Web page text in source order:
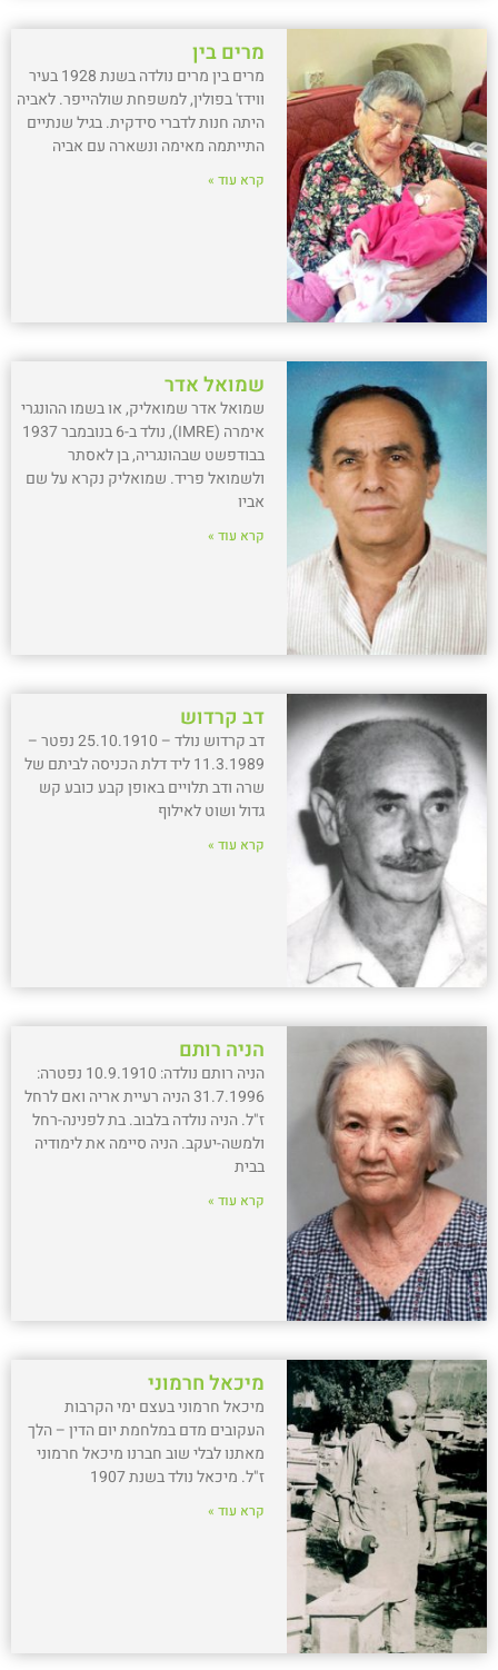
מרים בין
מרים בין מרים נולדה בשנת 1928 בעיר
ווידז' בפולין, למשפחת שולהייפר. לאביה
היתה חנות לדברי סידקית. בגיל שנתיים
התייתמה מאימה ונשארה עם אביה
קרא עוד »
שמואל אדר
שמואל אדר שמואליק, או בשמו ההונגרי
אימרה (IMRE), נולד ב-6 בנובמבר 1937
בבודפשט שבהונגריה, בן לאסתר
ולשמואל פריד. שמואליק נקרא על שם
אביו
קרא עוד »
דב קרדוש
דב קרדוש נולד – 25.10.1910 נפטר –
11.3.1989 ליד דלת הכניסה לביתם של
שרה ודב תלויים באופן קבע כובע קש
גדול ושוט לאילוף
קרא עוד »
הניה רותם
הניה רותם נולדה: 10.9.1910 נפטרה:
31.7.1996 הניה רעיית אריה ואם לרחל
ז"ל. הניה נולדה בלבוב. בת לפנינה-רחל
ולמשה-יעקב. הניה סיימה את לימודיה
בבית
קרא עוד »
מיכאל חרמוני
מיכאל חרמוני בעצם ימי הקרבות
העקובים מדם במלחמת יום הדין – הלך
מאתנו לבלי שוב חברנו מיכאל חרמוני
ז"ל. מיכאל נולד בשנת 1907
קרא עוד »